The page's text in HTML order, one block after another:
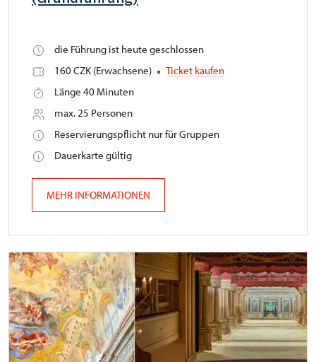
die Führung ist heute geschlossen
160 CZK (Erwachsene)
Ticket kaufen
Länge 40 Minuten
max. 25 Personen
Reservierungspflicht nur für Gruppen
Dauerkarte gültig
MEHR INFORMATIONEN